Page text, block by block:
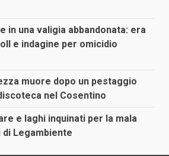
in una valigia abbandonata: era
e indagine per omicidio
muore dopo un pestaggio
nel Cosentino
e laghi inquinati per la mala
Legambiente